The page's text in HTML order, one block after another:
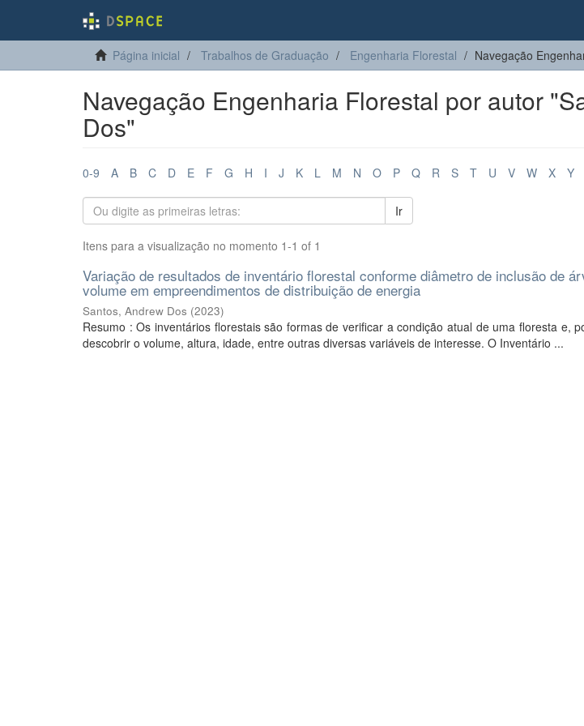
Página inicial Trabalhos de Graduação Engenharia Florestal Navegação
Navegação Engenharia Florestal por autor
Dos"
0-9 A B C D E F G H I J K L M N O P Q R S T U V W X Y
Ir
Itens para a visualização no momento 1-1 of 1
Variação de resultados de inventário florestal conforme diâmetro de inclusão de
volume em empreendimentos de distribuição de energia
Santos, Andrew Dos (2023)
Resumo : Os inventários florestais são formas de verificar a condição atual de uma floresta e,
descobrir o volume, altura, idade, entre outras diversas variáveis de interesse. O Inventário ...